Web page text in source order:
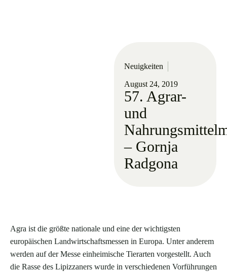
Neuigkeiten
August 24, 2019
57. Agrar-
und
– Gornja
Radgona
Agra ist die größte nationale und eine der wichtigsten
europäischen Landwirtschaftsmessen in Europa. Unter anderem
werden auf der Messe einheimische Tierarten vorgestellt. Auch
die Rasse des Lipizzaners wurde in verschiedenen Vorführungen